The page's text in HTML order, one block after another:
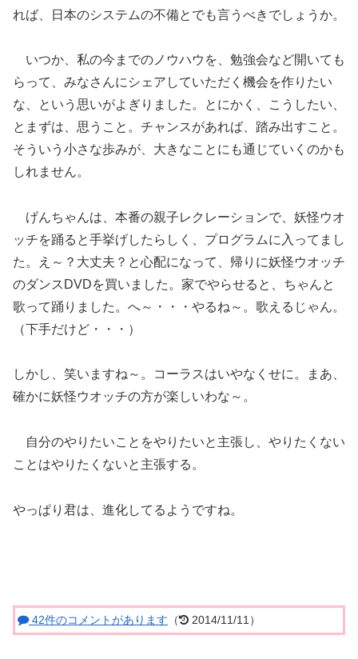
れば、日本のシステムの不備とでも言うべきでしょうか。
いつか、私の今までのノウハウを、勉強会など開いても
らって、みなさんにシェアしていただく機会を作りたい
な、という思いがよぎりました。とにかく、こうしたい、
とまずは、思うこと。チャンスがあれば、踏み出すこと。
そういう小さな歩みが、大きなことにも通じていくのかも
しれません。
げんちゃんは、本番の親子レクレーションで、妖怪ウオ
ッチを踊ると手挙げしたらしく、プログラムに入ってまし
た。え～？大丈夫？と心配になって、帰りに妖怪ウオッチ
のダンスDVDを買いました。家でやらせると、ちゃんと
歌って踊りました。へ～・・・やるね～。歌えるじゃん。
（下手だけど・・・）
しかし、笑いますね～。コーラスはいやなくせに。まあ、
確かに妖怪ウオッチの方が楽しいわな～。
自分のやりたいことをやりたいと主張し、やりたくない
ことはやりたくないと主張する。
やっぱり君は、進化してるようですね。
42件のコメントがあります （ 2014/11/11）